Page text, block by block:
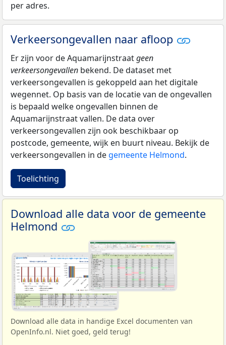
per adres.
Verkeersongevallen naar afloop
Er zijn voor de Aquamarijnstraatgeen
verkeersongevallen bekend. De dataset met
verkeersongevallen is gekoppeld aan het digitale
wegennet. Op basis van de locatie van de ongevallen
is bepaald welke ongevallen binnen de
Aquamarijnstraat vallen. De data over
verkeersongevallen zijn ook beschikbaar op
postcode, gemeente, wijk en buurt niveau. Bekijk de
verkeersongevallen in de gemeente Helmond.
Toelichting
Download alle data voor de gemeente
Helmond
Download alle data in handige Excel documenten van
OpenInfo.nl. Niet goed, geld terug!